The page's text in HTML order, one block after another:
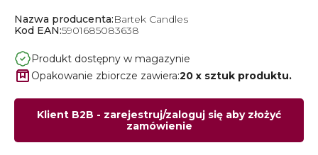
Nazwa producenta:Bartek Candles
Kod EAN:5901685083638
Produkt dostępny w magazynie
Opakowanie zbiorcze zawiera:20 x sztuk produktu.
Klient B2B - zarejestruj/zaloguj się aby złożyć
zamówienie